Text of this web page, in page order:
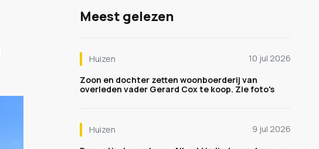
Meest gelezen
Huizen
10 jul 2026
Zoon en dochter zetten woonboerderij van
overleden vader Gerard Cox te koop. Zie foto's
Huizen
9 jul 2026